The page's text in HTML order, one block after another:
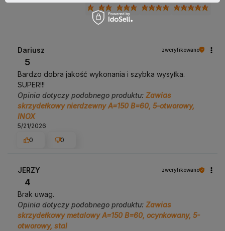
Dariusz zweryfikowano
5
Bardzo dobra jakość wykonania i szybka wysyłka.
SUPER!!!
Opinia dotyczy podobnego produktu: Zawias
skrzydełkowy nierdzewny A=150 B=60, 5-otworowy,
INOX
5/21/2026
0
0
JERZY zweryfikowano
4
Brak uwag.
Opinia dotyczy podobnego produktu: Zawias
skrzydełkowy metalowy A=150 B=60, ocynkowany, 5-
otworowy, stal